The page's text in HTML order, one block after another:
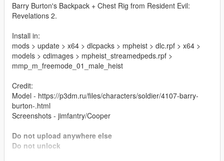
Barry Burton's Backpack + Chest Rig from Resident Evil:
Revelations 2.
Install in:
mods > update > x64 > dlcpacks > mpheist > dlc.rpf > x64 >
models > cdimages > mpheist_streamedpeds.rpf >
mmp_m_freemode_01_male_heist
Credit:
Model - https://p3dm.ru/files/characters/soldier/4107-barry-
burton-.html
Screenshots - jimfantry/Cooper
Do not upload anywhere else
Do not unlock